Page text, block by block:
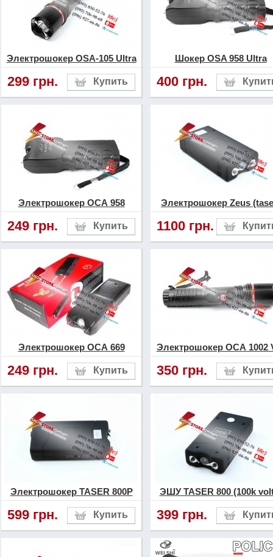
Электрошокер OSA-105 Ultra
299 грн.
Шокер OSA 958 Ultra
400 грн.
Электрошокер ОСА 958
249 грн.
Электрошокер Zeus
1100 грн.
Электрошокер ОСА 669
249 грн.
Электрошокер ОСА 1002
350 грн.
Электрошокер TASER 800P
599 грн.
ЭШУ TASER 800 (100k
399 грн.